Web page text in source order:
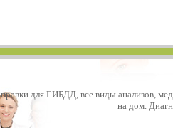
для ГИБДД, все виды анализов,
на дом.